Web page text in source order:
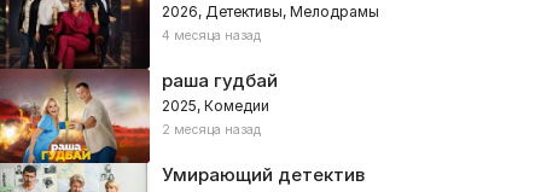
2026, Детективы, Мелодрамы
4 месяца назад
раша гудбай
2025, Комедии
2 месяца назад
Умирающий детектив